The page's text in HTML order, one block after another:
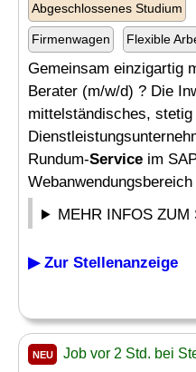
Abgeschlossenes Studium
Firmenwagen Flexible
Gemeinsam einzigartig
Berater (m/w/d) ? Die
mittelständisches,
Rundum-Service im
MEHR INFOS ZUM
▶ Zur Stellenanzeige
NEU Job vor 2 Std. bei